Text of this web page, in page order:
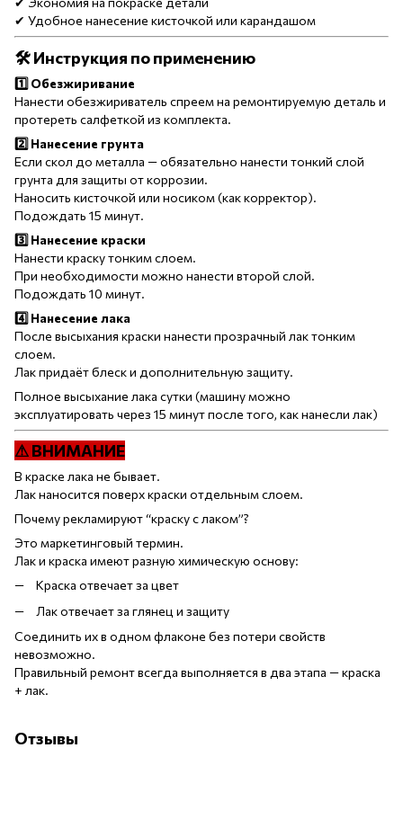
✔ Удобное нанесение кисточкой или карандашом
🛠 Инструкция по применению
1️⃣ Обезжиривание
Нанести обезжириватель спреем на ремонтируемую деталь и
протереть салфеткой из комплекта.
2️⃣ Нанесение грунта
Если скол до металла — обязательно нанести тонкий слой
грунта для защиты от коррозии.
Наносить кисточкой или носиком (как корректор).
Подождать 15 минут.
3️⃣ Нанесение краски
Нанести краску тонким слоем.
При необходимости можно нанести второй слой.
Подождать 10 минут.
4️⃣ Нанесение лака
После высыхания краски нанести прозрачный лак тонким
слоем.
Лак придаёт блеск и дополнительную защиту.
Полное высыхание лака сутки (машину можно
эксплуатировать через 15 минут после того, как нанесли лак)
⚠ ВНИМАНИЕ
В краске лака не бывает.
Лак наносится поверх краски отдельным слоем.
Почему рекламируют “краску с лаком”?
Это маркетинговый термин.
Лак и краска имеют разную химическую основу:
Краска отвечает за цвет
Лак отвечает за глянец и защиту
Соединить их в одном флаконе без потери свойств
невозможно.
Правильный ремонт всегда выполняется в два этапа — краска
+ лак.
Отзывы